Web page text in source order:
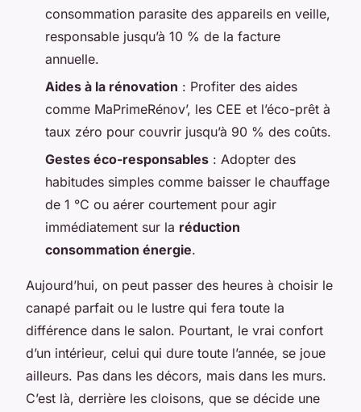
consommation parasite des appareils en veille,
responsable jusqu’à 10 % de la facture
annuelle.
Aides à la rénovation : Profiter des aides
comme MaPrimeRénov’, les CEE et l’éco-prêt à
taux zéro pour couvrir jusqu’à 90 % des coûts.
Gestes éco-responsables : Adopter des
habitudes simples comme baisser le chauffage
de 1 °C ou aérer courtement pour agir
immédiatement sur la réduction
consommation énergie.
Aujourd’hui, on peut passer des heures à choisir le
canapé parfait ou le lustre qui fera toute la
différence dans le salon. Pourtant, le vrai confort
d’un intérieur, celui qui dure toute l’année, se joue
ailleurs. Pas dans les décors, mais dans les murs.
C’est là, derrière les cloisons, que se décide une